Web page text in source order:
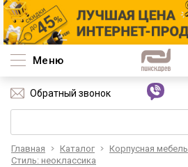
Меню
Обратный звонок
Главная Каталог Корпусная мебель
Стиль: неоклассика